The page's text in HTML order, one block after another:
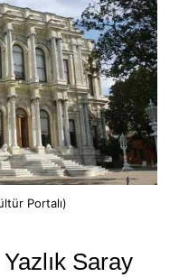
Portalı)
Yazlık Saray